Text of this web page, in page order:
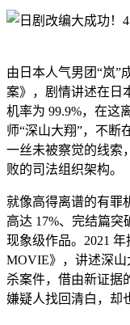
由日本人气男团“岚”
案》，剧情讲述在日
机率为 99.9%，在这
师“深山大翔”，不断
一丝未被察觉的线索
败的司法组织架构。
就像高得离谱的有罪
高达 17%、完结篇突
现象级作品。2021 年
MOVIE》，讲述深
杀案件，借由新证据
嫌疑人找回清白，却